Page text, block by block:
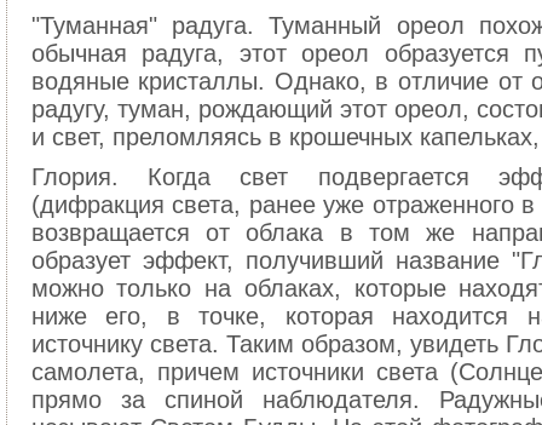
"Туманная" радуга. Туманный ореол
обычная радуга, этот ореол образуется
водяные кристаллы. Однако, в отличие
радугу, туман, рождающий этот ореол,
и свет, преломляясь в крошечных
Глория. Когда свет подвергается
(дифракция света, ранее уже отраженного
возвращается от облака в том же
образует эффект, получивший название
можно только на облаках, которые
ниже его, в точке, которая находится
источнику света. Таким образом, увидеть
самолета, причем источники света
прямо за спиной наблюдателя.